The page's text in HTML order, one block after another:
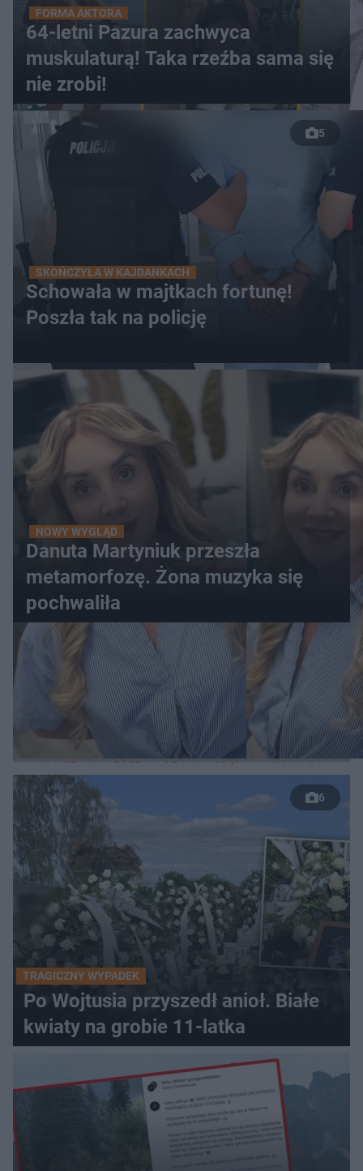
FORMA AKTORA
64-letni Pazura zachwyca
muskulaturą! Taka rzeźba sama się
nie zrobi!
5
SKOŃCZYŁA W KAJDANKACH
Schowała w majtkach fortunę!
Poszła tak na policję
NOWY WYGLĄD
Danuta Martyniuk przeszła
metamorfozę. Żona muzyka się
pochwaliła
WIĘCEJ
LOKALNE
ŁÓDŹ POZNAŃ ŚLĄSK TRÓJMIASTO
6
TRAGICZNY WYPADEK
Po Wojtusia przyszedł anioł. Białe
kwiaty na grobie 11-latka